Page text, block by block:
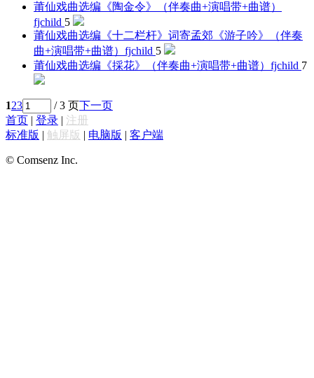
莆仙戏曲选编《陶金令》（伴奏曲+演唱带+曲谱）
fjchild 5
莆仙戏曲选编《十二栏杆》词寄孟郊《游子吟》（伴奏
曲+演唱带+曲谱） fjchild 5
莆仙戏曲选编《採花》（伴奏曲+演唱带+曲谱） fjchild 7
123 / 3 页下一页
首页 | 登录 | 注册
标准版 | 触屏版 | 电脑版 | 客户端
© Comsenz Inc.